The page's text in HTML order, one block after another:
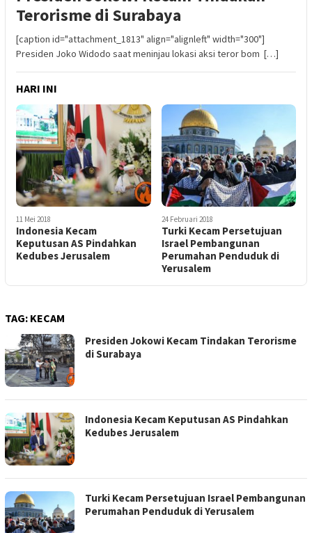
Terorisme di Surabaya
[caption id="attachment_1813" align="alignleft" width="300"]
Presiden Joko Widodo saat meninjau lokasi aksi teror bom […]
HARI INI
11 Mei 2018
Indonesia Kecam
Keputusan AS Pindahkan
Kedubes Jerusalem
24 Februari 2018
Turki Kecam Persetujuan
Israel Pembangunan
Perumahan Penduduk di
Yerusalem
TAG: KECAM
Presiden Jokowi Kecam Tindakan Terorisme
di Surabaya
Indonesia Kecam Keputusan AS Pindahkan
Kedubes Jerusalem
Turki Kecam Persetujuan Israel Pembangunan
Perumahan Penduduk di Yerusalem